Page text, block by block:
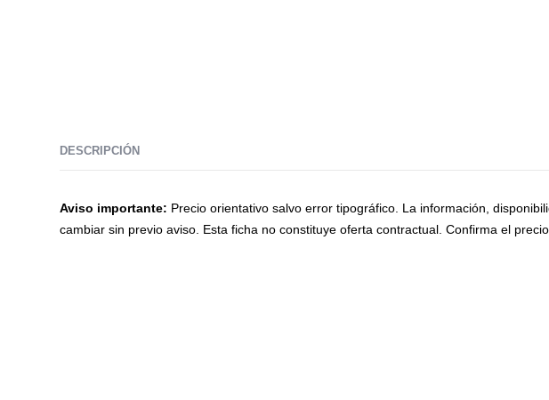
DESCRIPCIÓN
Aviso importante: Precio orientativo salvo error tipográfico. La información,
cambiar sin previo aviso. Esta ficha no constituye oferta contractual. Confirma el